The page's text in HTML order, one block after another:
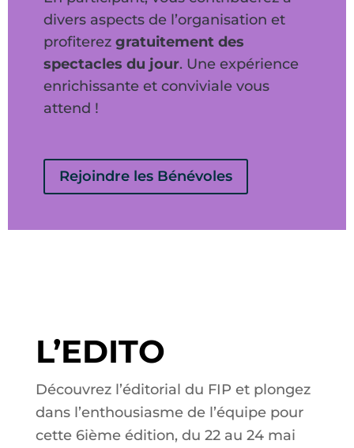
divers aspects de l’organisation et
profiterez gratuitement des
spectacles du jour. Une expérience
enrichissante et conviviale vous
attend !
Rejoindre les Bénévoles
L’EDITO
Découvrez l’éditorial du FIP et plongez
dans l’enthousiasme de l’équipe pour
cette 6ième édition, du 22 au 24 mai